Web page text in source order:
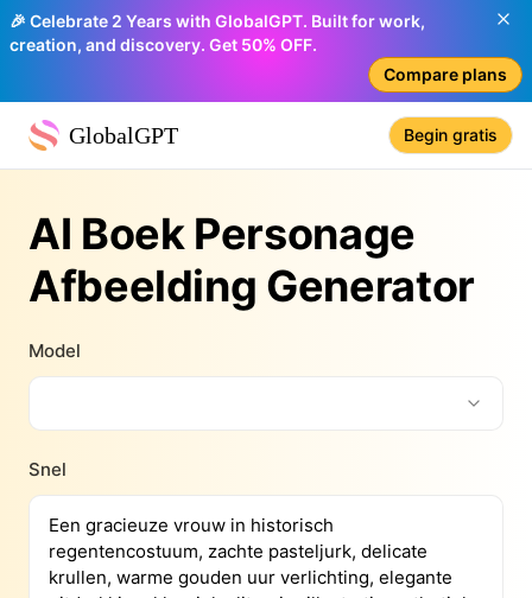
🎉 Celebrate 2 Years with GlobalGPT. Built for work,
creation, and discovery. Get 50% OFF.
Compare plans
GlobalGPT Begin gratis
AI Boek Personage
Afbeelding Generator
Model
Snel